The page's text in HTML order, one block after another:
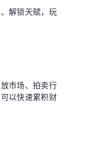
解锁天赋，玩
市场、拍卖行
以快速累积财